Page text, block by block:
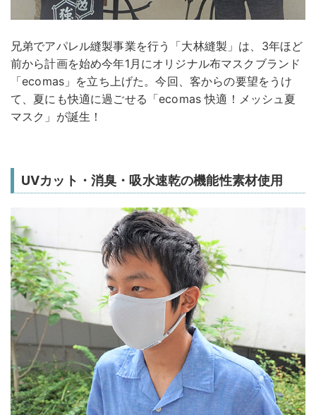
兄弟でアパレル縫製事業を行う「大林縫製」は、3年ほど
前から計画を始め今年1月にオリジナル布マスクブランド
「ecomas」を立ち上げた。今回、客からの要望をうけ
て、夏にも快適に過ごせる「ecomas 快適！メッシュ夏
マスク」が誕生！
UVカット・消臭・吸水速乾の機能性素材使用